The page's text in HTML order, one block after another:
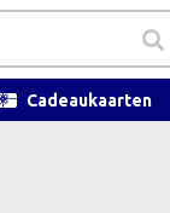
Cadeaukaarten